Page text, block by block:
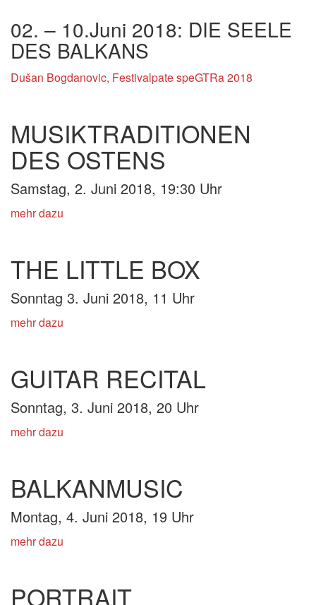
02. – 10.Juni 2018: DIE SEELE
DES BALKANS
Dušan Bogdanovic, Festivalpate speGTRa 2018
MUSIKTRADITIONEN
DES OSTENS
Samstag, 2. Juni 2018, 19:30 Uhr
mehr dazu
THE LITTLE BOX
Sonntag 3. Juni 2018, 11 Uhr
mehr dazu
GUITAR RECITAL
Sonntag, 3. Juni 2018, 20 Uhr
mehr dazu
BALKANMUSIC
Montag, 4. Juni 2018, 19 Uhr
mehr dazu
PORTRAIT